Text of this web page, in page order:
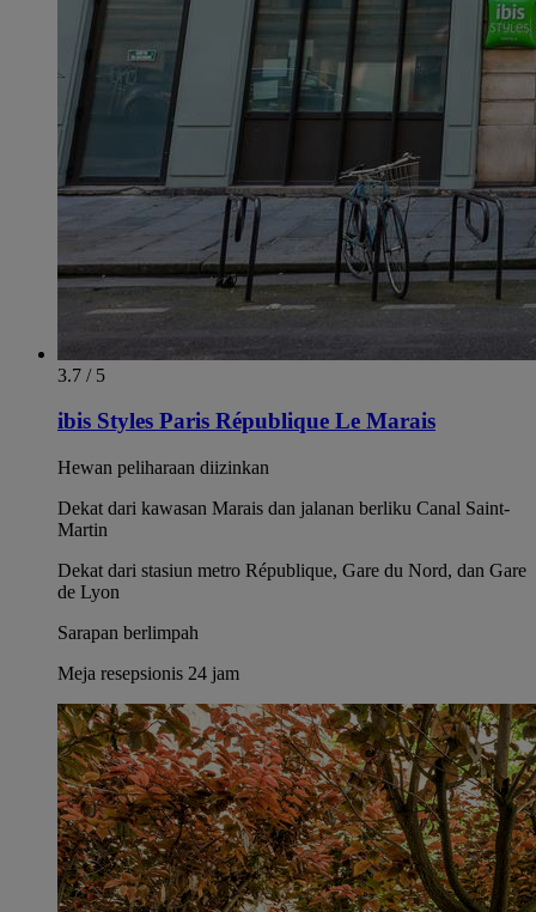
3.7 / 5
ibis Styles Paris République Le Marais
Hewan peliharaan diizinkan
Dekat dari kawasan Marais dan jalanan berliku Canal Saint-
Martin
Dekat dari stasiun metro République, Gare du Nord, dan Gare
de Lyon
Sarapan berlimpah
Meja resepsionis 24 jam